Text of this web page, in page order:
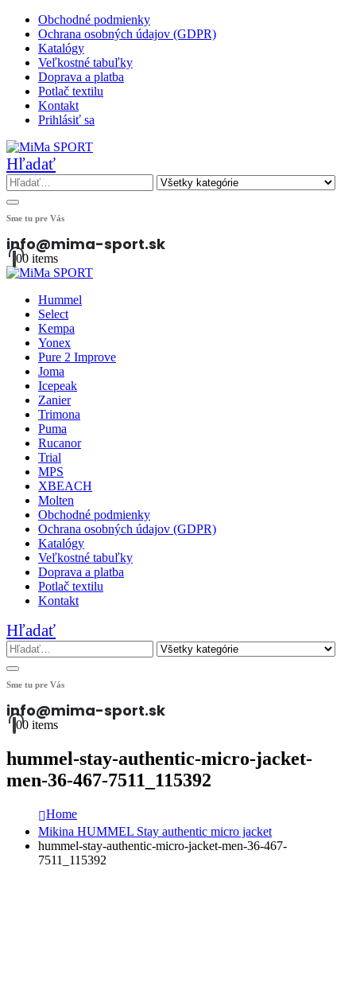
Obchodné podmienky
Ochrana osobných údajov (GDPR)
Katalógy
Veľkostné tabuľky
Doprava a platba
Potlač textilu
Kontakt
Prihlásiť sa
Hľadať
Sme tu pre Vás
info@mima-sport.sk
00 items
Hummel
Select
Kempa
Yonex
Pure 2 Improve
Joma
Icepeak
Zanier
Trimona
Puma
Rucanor
Trial
MPS
XBEACH
Molten
Obchodné podmienky
Ochrana osobných údajov (GDPR)
Katalógy
Veľkostné tabuľky
Doprava a platba
Potlač textilu
Kontakt
Hľadať
Sme tu pre Vás
info@mima-sport.sk
00 items
hummel-stay-authentic-micro-jacket-
men-36-467-7511_115392
Home
Mikina HUMMEL Stay authentic micro jacket
hummel-stay-authentic-micro-jacket-men-36-467-
7511_115392